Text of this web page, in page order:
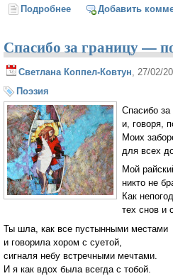
Подробнее о Где брат твой?
Добавить
Спасибо за границу —
Светлана Коппел-Ковтун, 27/02/
Поэзия
Спасибо
и, говоря,
Моих
для всех
Мой
никто не
Как
тех снов и
Ты шла, как все пустынными местами
и говорила хором с суетой,
сигналя небу встречными мечтами.
И я как вдох была всегда с тобой.